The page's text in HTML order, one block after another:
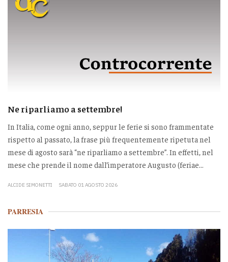
Ne riparliamo a settembre!
In Italia, come ogni anno, seppur le ferie si sono frammentate
rispetto al passato, la frase più frequentemente ripetuta nel
mese di agosto sarà “ne riparliamo a settembre”. In effetti, nel
mese che prende il nome dall’imperatore Augusto (feriae...
ALCIDE SIMONETTI SABATO 01 AGOSTO 2026
PARRESIA